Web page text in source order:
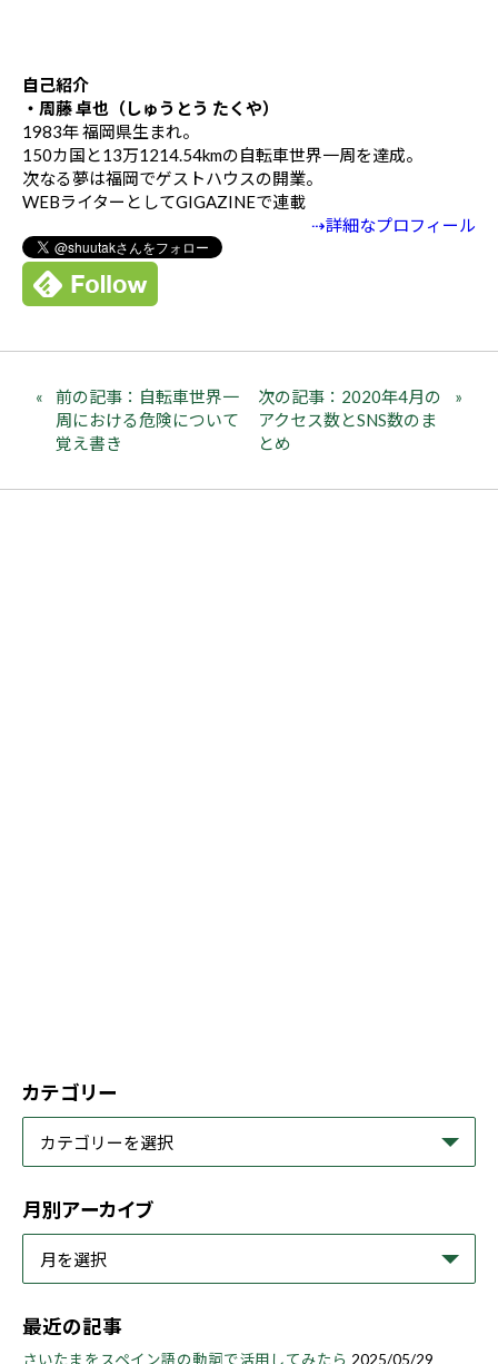
自己紹介
・周藤 卓也（しゅうとう たくや）
1983年 福岡県生まれ。
150カ国と13万1214.54kmの自転車世界一周を達成。
次なる夢は福岡でゲストハウスの開業。
WEBライターとしてGIGAZINEで連載
⇢詳細なプロフィール
前の記事：自転車世界一
周における危険について
覚え書き
次の記事：2020年4月の
アクセス数とSNS数のま
とめ
カテゴリー
月別アーカイブ
最近の記事
さいたまをスペイン語の動詞で活用してみたら 2025/05/29